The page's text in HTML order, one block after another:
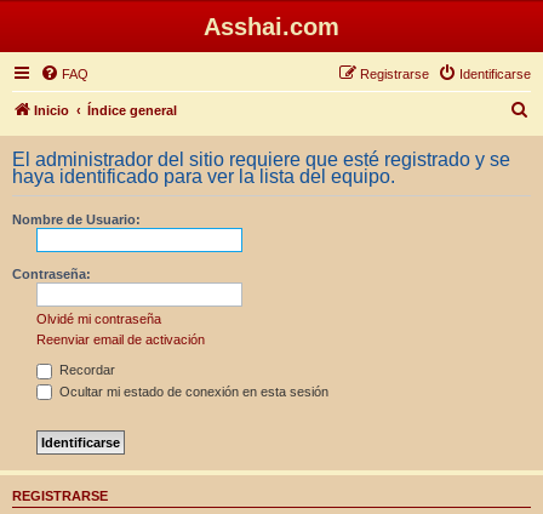
Asshai.com
FAQ Identificarse
Registrarse
Inicio Índice general
u
c
El administrador del sitio requiere que esté registrado y se
haya identificado para ver la lista del equipo.
Nombre de Usuario:
Contraseña:
Olvidé mi contraseña
Reenviar email de activación
Recordar
Ocultar mi estado de conexión en esta sesión
REGISTRARSE